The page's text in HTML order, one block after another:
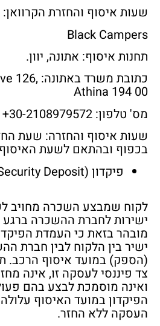
שעות איסוף והחזרת הקרוואן:
Black Campers
תחנות איסוף: אתונה, יוון.
כתובת משרד באתונה: 126,
Athina 194 00
מס' טלפון: 30-2108979572+
שעות איסוף והחזרה: שעת
בכפוף ובהתאם לשעת
פיקדון (Security Deposit)
לקוח שמבצע השכרה מחויב
ישירות לחברת ההשכרה ברגע
מובהר בזאת כי העמדת
ישיר בין הלקוח לבין חברת
(הספק) במועד איסוף הרכב.
צד פיננסי לעסקה זו, אינה
ואינה מוסמכת לבצע בהם
הפיקדון במועד האיסוף
העסקה ללא החזר.